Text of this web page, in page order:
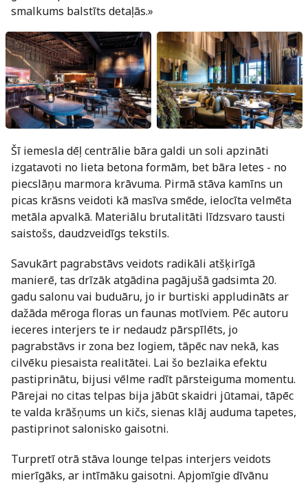
smalkums balstīts detaļās.»
Šī iemesla dēļ centrālie bāra galdi un soli apzināti
izgatavoti no lieta betona formām, bet bāra letes - no
piecslāņu marmora krāvuma. Pirmā stāva kamīns un
picas krāsns veidoti kā masīva smēde, ielocīta velmēta
metāla apvalkā. Materiālu brutalitāti līdzsvaro tausti
saistošs, daudzveidīgs tekstils.
Savukārt pagrabstāvs veidots radikāli atšķirīgā
manierē, tas drīzāk atgādina pagājušā gadsimta 20.
gadu salonu vai buduāru, jo ir burtiski appludināts ar
dažāda mēroga floras un faunas motīviem. Pēc autoru
ieceres interjers te ir nedaudz pārspīlēts, jo
pagrabstāvs ir zona bez logiem, tāpēc nav nekā, kas
cilvēku piesaista realitātei. Lai šo bezlaika efektu
pastiprinātu, bijusi vēlme radīt pārsteiguma momentu.
Pārejai no citas telpas bija jābūt skaidri jūtamai, tāpēc
te valda krāšņums un kičs, sienas klāj auduma tapetes,
pastiprinot salonisko gaisotni.
Turpretī otrā stāva lounge telpas interjers veidots
mierīgāks, ar intīmāku gaisotni. Apjomīgie dīvānu